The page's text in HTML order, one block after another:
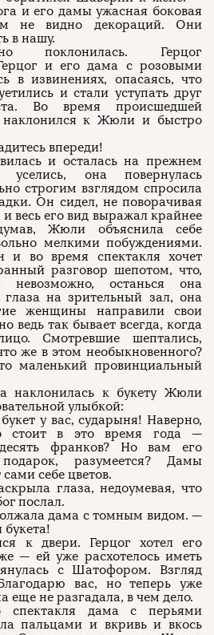
и его дамы ужасная боковая
не видно декораций. Они
в нашу.
поклонилась. Герцог
и его дама с розовыми
в извинениях, опасаясь, что
и стали уступать друг
Во время происшедшей
к Жюли и быстро
впереди!
и осталась на прежнем
она повернулась
строгим взглядом спросила
Он сидел, не поворачивая
весь его вид выражал крайнее
Жюли объяснила себе
мелкими побуждениями.
во время спектакля хочет
разговор шепотом, что,
останься она
глаза на зрительный зал, она
женщины направили свои
ведь так бывает всегда, когда
Смотревшие шептались,
же в этом необыкновенного?
маленький провинциальный
наклонилась к букету Жюли
улыбкой:
у вас, сударыня! Наверно,
стоит в это время года —
франков? Но вам его
разумеется? Дамы
себе цветов.
глаза, недоумевая, что
послал.
дама с томным видом. —
к двери. Герцог хотел его
— ей уже расхотелось иметь
с Шатофором. Взгляд
вас, но теперь уже
еще не разгадала, в чем дело.
спектакля дама с перьями
пальцами и вкривь и вкось